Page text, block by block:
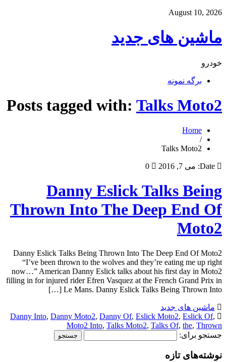
August 10, 2026
ماشین های جدید
خودرو
برگه نمونه
Posts tagged with: Talks Moto2
Home
/
Talks Moto2
Date: می 7, 2016 0
Danny Eslick Talks Being
Thrown Into The Deep End Of
Moto2
Danny Eslick Talks Being Thrown Into The Deep End Of Moto2
“I’ve been thrown to the wolves and they’re eating me up right
now…” American Danny Eslick talks about his first day in Moto2
filling in for injured rider Efren Vasquez at the French Grand Prix in
Le Mans. Danny Eslick Talks Being Thrown Into […]
ماشین های جدید
Danny Into, Danny Moto2, Danny Of, Eslick Moto2, Eslick Of,
Moto2 Into, Talks Moto2, Talks Of, the, Thrown
جستجو برای:
نوشته‌های تازه